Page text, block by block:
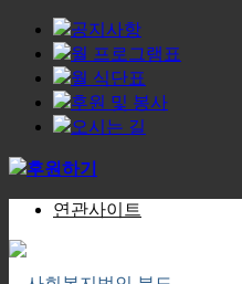
공지사항
월 프로그램표
월 식단표
후원 및 봉사
오시는 길
후원하기
연관사이트